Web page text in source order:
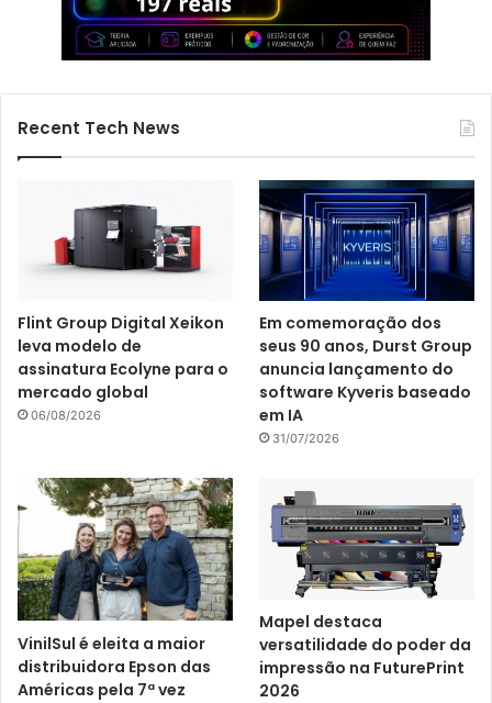
Recent Tech News
Flint Group Digital Xeikon
leva modelo de
assinatura Ecolyne para o
mercado global
06/08/2026
Em comemoração dos
seus 90 anos, Durst Group
anuncia lançamento do
software Kyveris baseado
em IA
31/07/2026
VinilSul é eleita a maior
distribuidora Epson das
Américas pela 7ª vez
Mapel destaca
versatilidade do poder da
impressão na FuturePrint
2026